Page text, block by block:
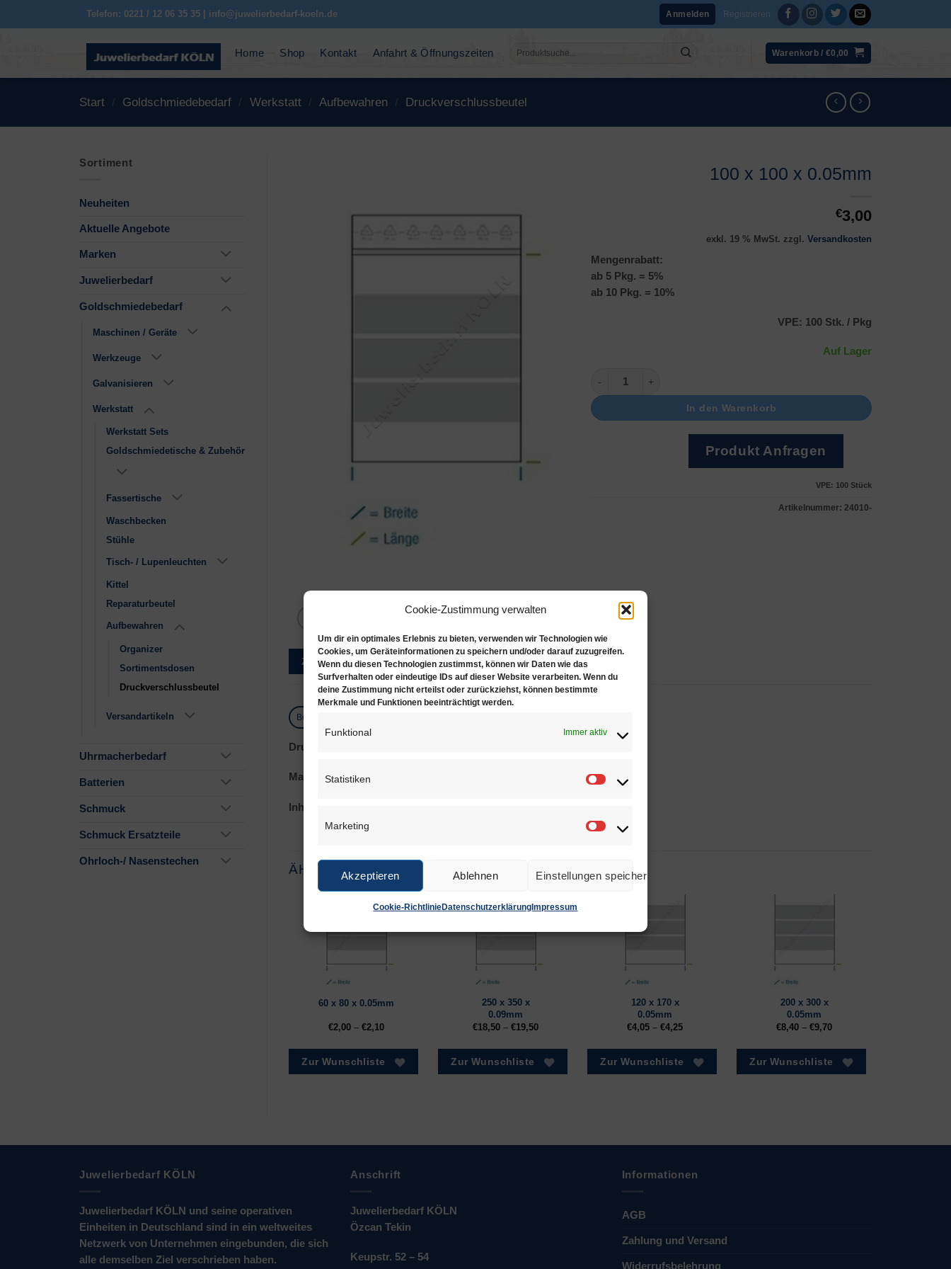
Cookie-Zustimmung verwalten
Um dir ein optimales Erlebnis zu bieten, verwenden wir Technologien wie
Cookies, um Geräteinformationen zu speichern und/oder darauf zuzugreifen.
Wenn du diesen Technologien zustimmst, können wir Daten wie das
Surfverhalten oder eindeutige IDs auf dieser Website verarbeiten. Wenn du
deine Zustimmung nicht erteilst oder zurückziehst, können bestimmte
Merkmale und Funktionen beeinträchtigt werden.
Funktional Immer aktiv
Statistiken
Statistiken
Marketing
Marketing
Akzeptieren Ablehnen Einstellungen speichern
Cookie-RichtlinieDatenschutzerklärung Impressum
Telefon: 0221 / 12 06 35 35 | info@juwelierbedarf-koeln.de Anmelden Registrieren
Home Shop Kontakt Anfahrt & Öffnungszeiten
Suchen
Warenkorb /€0,00
Start / Goldschmiedebedarf / Werkstatt / Aufbewahren / Druckverschlussbeutel
Sortiment
Neuheiten
Aktuelle Angebote
Marken
Juwelierbedarf
Goldschmiedebedarf
Maschinen / Geräte
Werkzeuge
Galvanisieren
Werkstatt
Werkstatt Sets
Goldschmiedetische & Zubehör
Fassertische
Waschbecken
Stühle
Tisch- / Lupenleuchten
Kittel
Reparaturbeutel
Aufbewahren
Organizer
Sortimentsdosen
Druckverschlussbeutel
Versandartikeln
Uhrmacherbedarf
Batterien
Schmuck
Schmuck Ersatzteile
Ohrloch-/ Nasenstechen
Zur Wunschliste
100 x 100 x 0.05mm
€3,00
exkl. 19 % MwSt. zzgl. Versandkosten
Mengenrabatt:
ab 5 Pkg. = 5%
ab 10 Pkg. = 10%
VPE: 100 Stk. / Pkg
Auf Lager
100 x 100 x 0.05mm Menge
In den Warenkorb
Produkt Anfragen
VPE: 100 Stück
Artikelnummer: 24010-
Beschreibung
Druckverschlussbeutel ohne Beschriftungsfeld.
Materialstärke: 0.05 mm
Inhalt: 100 Stk.
ÄHNLICHE PRODUKTE
60 x 80 x 0.05mm
€2,00 – €2,10
Zur Wunschliste
250 x 350 x
0.09mm
€18,50 – €19,50
Zur Wunschliste
120 x 170 x
0.05mm
€4,05 – €4,25
Zur Wunschliste
200 x 300 x
0.05mm
€8,40 – €9,70
Zur Wunschliste
Juwelierbedarf KÖLN
Juwelierbedarf KÖLN und seine operativen
Einheiten in Deutschland sind in ein weltweites
Netzwerk von Unternehmen eingebunden, die sich
alle demselben Ziel verschrieben haben.
Anschrift
Juwelierbedarf KÖLN
Özcan Tekin
Keupstr. 52 – 54
Informationen
AGB
Zahlung und Versand
Widerrufsbelehrung